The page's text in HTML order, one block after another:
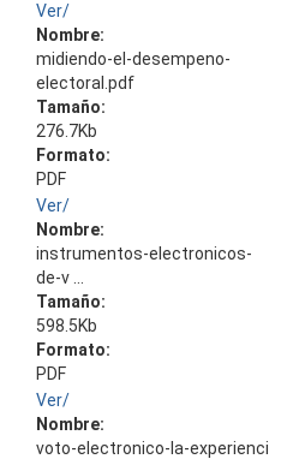
Ver/
Nombre:
midiendo-el-desempeno-
electoral.pdf
Tamaño:
276.7Kb
Formato:
PDF
Ver/
Nombre:
instrumentos-electronicos-
de-v ...
Tamaño:
598.5Kb
Formato:
PDF
Ver/
Nombre:
voto-electronico-la-experienci